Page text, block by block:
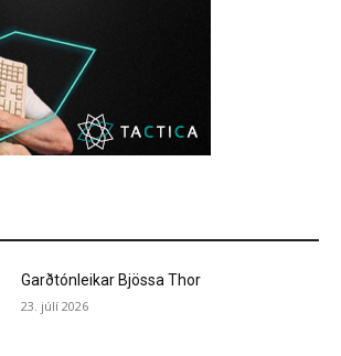
Garðtónleikar Bjössa Thor
23. júlí 2026